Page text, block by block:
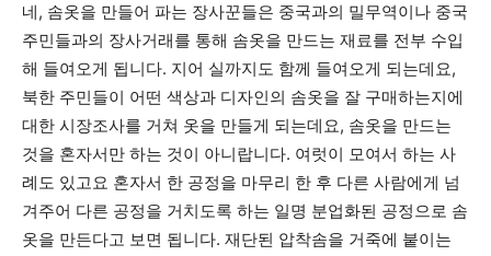
네, 솜옷을 만들어 파는 장사꾼들은 중국과의 밀무역이나 중국
주민들과의 장사거래를 통해 솜옷을 만드는 재료를 전부 수입
해 들여오게 됩니다. 지어 실까지도 함께 들여오게 되는데요,
북한 주민들이 어떤 색상과 디자인의 솜옷을 잘 구매하는지에
대한 시장조사를 거쳐 옷을 만들게 되는데요, 솜옷을 만드는
것을 혼자서만 하는 것이 아니랍니다. 여럿이 모여서 하는 사
례도 있고요 혼자서 한 공정을 마무리 한 후 다른 사람에게 넘
겨주어 다른 공정을 거치도록 하는 일명 분업화된 공정으로 솜
옷을 만든다고 보면 됩니다. 재단된 압착솜을 거죽에 붙이는